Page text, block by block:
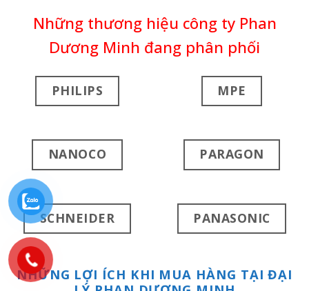
Những thương hiệu công ty Phan
Dương Minh đang phân phối
PHILIPS MPE
NANOCO PARAGON
SCHNEIDER PANASONIC
NHỮNG LỢI ÍCH KHI MUA HÀNG TẠI ĐẠI